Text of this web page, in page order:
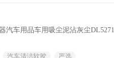
汽车用品车用吸尘泥沾灰尘DL5271